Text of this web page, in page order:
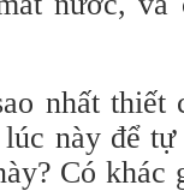
nhất thiết
này để
Có khác